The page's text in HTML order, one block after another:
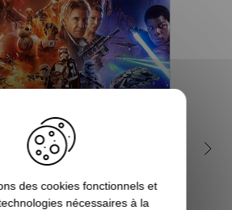
Star Wars est
une saga culte ?
Georges Lucas, Star Wars est
des cookies fonctionnels et
nécessaires à la